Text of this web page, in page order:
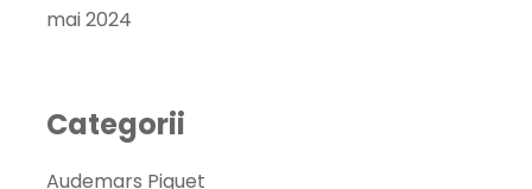
mai 2024
Categorii
Audemars Piguet